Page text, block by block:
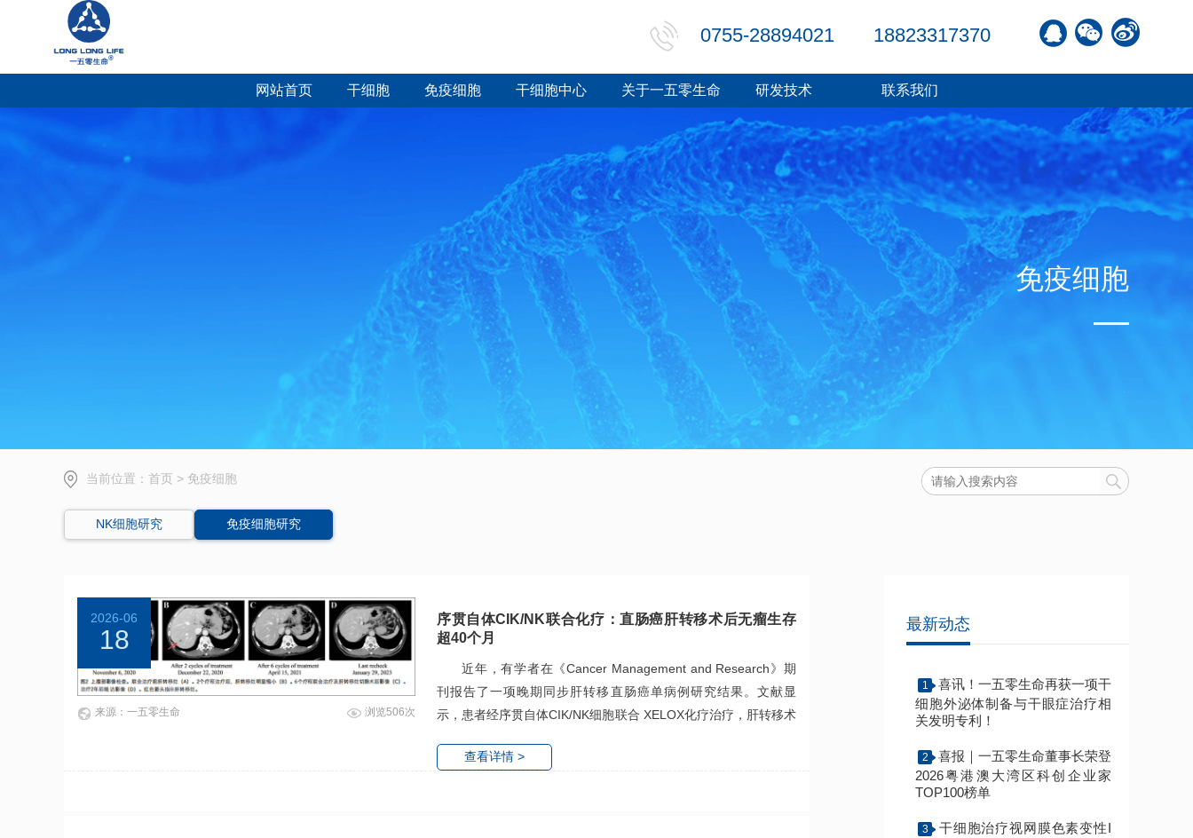
0755-28894021 18823317370
网站首页 干细胞 免疫细胞 干细胞中心 关于一五零生命 研发技术 联系我们
免疫细胞
当前位置： 首页 > 免疫细胞
NK细胞研究 免疫细胞研究
2026-06
18
来源：一五零生命 浏览506次
序贯自体CIK/NK联合化疗：直肠癌肝转移术后无瘤生存
超40个月
近年，有学者在《Cancer Management and Research》期
刊报告了一项晚期同步肝转移直肠癌单病例研究结果。文献显
示，患者经序贯自体CIK/NK细胞联合 XELOX化疗治疗，肝转移术
查看详情 >
最新动态
1
喜讯！一五零生命再获一项干
细胞外泌体制备与干眼症治疗相
关发明专利！
2
喜报｜一五零生命董事长荣登
2026粤港澳大湾区科创企业家
TOP100榜单
3
干细胞治疗视网膜色素变性I